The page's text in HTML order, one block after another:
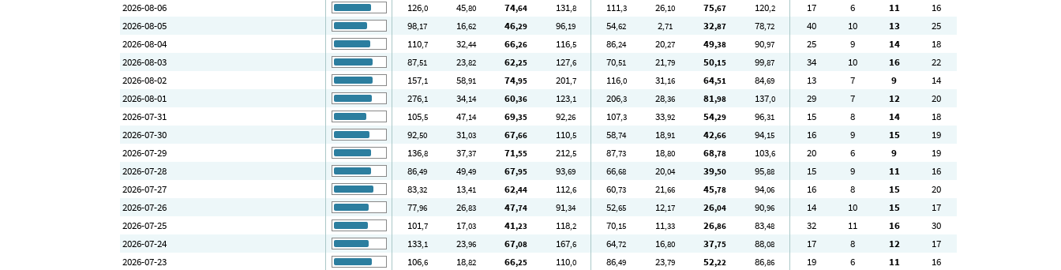
2026-08-06
126,0 45,80 74,64 131,8 111,3 26,10 75,67 120,2 17 6 11
16
2026-08-05
98,17 16,62 46,29 96,19 54,62 2,71 32,87 78,72 40 10 13
25
2026-08-04
110,7 32,44 66,26 116,5 86,24 20,27 49,38 90,97 25 9 14
18
2026-08-03
87,51 23,82 62,25 127,6 70,51 21,79 50,15 99,87 34 10 16
22
2026-08-02
157,1 58,91 74,95 201,7 116,0 31,16 64,51 84,69 13 7 9
14
2026-08-01
276,1 34,14 60,36 123,1 206,3 28,36 81,98 137,0 29 7 12
20
2026-07-31
105,5 47,14 69,35 92,26 107,3 33,92 54,29 96,31 15 8 14
18
2026-07-30
92,50 31,03 67,66 110,5 58,74 18,91 42,66 94,15 16 9 15
19
2026-07-29
136,8 37,37 71,55 212,5 87,73 18,80 68,78 103,6 20 6 9
19
2026-07-28
86,49 49,49 67,95 93,69 66,68 20,04 39,50 95,88 15 9 11
16
2026-07-27
83,32 13,41 62,44 112,6 60,73 21,66 45,78 94,06 16 8 15
20
2026-07-26
77,96 26,83 47,74 91,34 52,65 12,17 26,04 90,96 14 10 15
17
2026-07-25
101,7 17,03 41,23 118,2 70,15 11,33 26,86 83,48 32 11 16
30
2026-07-24
133,1 23,96 67,08 167,6 64,72 16,80 37,75 88,08 17 8 12
17
2026-07-23
106,6 18,82 66,25 110,0 86,49 23,79 52,22 86,86 19 6 11
16